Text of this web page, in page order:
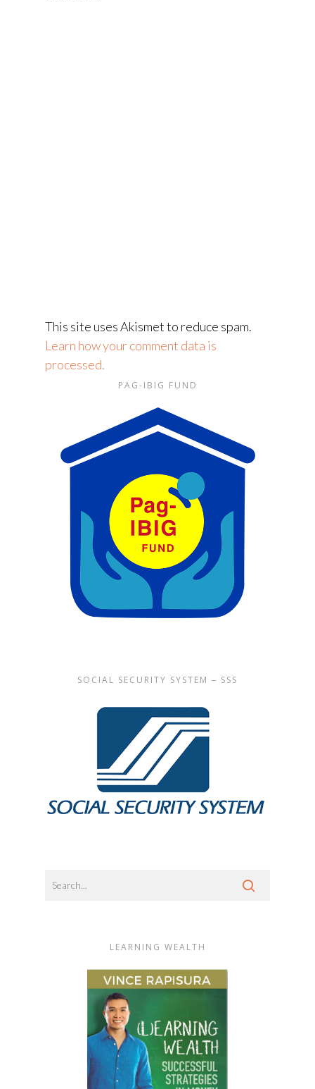
This site uses Akismet to reduce spam.
Learn how your comment data is
processed.
PAG-IBIG FUND
SOCIAL SECURITY SYSTEM – SSS
LEARNING WEALTH